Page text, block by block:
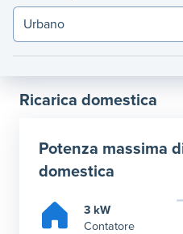
Ricarica domestica
Potenza massima
domestica
3 kW
Contatore